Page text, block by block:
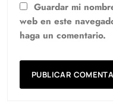
Guardar mi
web en este
haga un comentario.